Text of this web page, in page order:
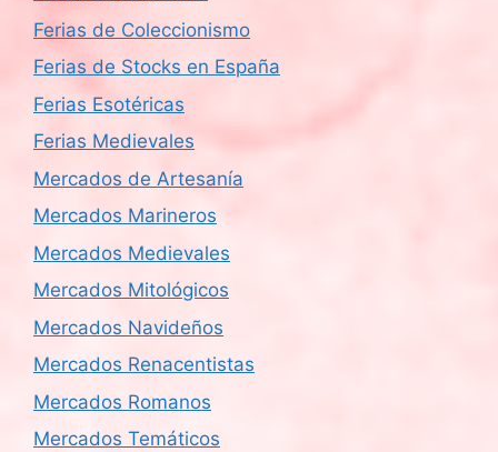
Ferias de Coleccionismo
Ferias de Stocks en España
Ferias Esotéricas
Ferias Medievales
Mercados de Artesanía
Mercados Marineros
Mercados Medievales
Mercados Mitológicos
Mercados Navideños
Mercados Renacentistas
Mercados Romanos
Mercados Temáticos